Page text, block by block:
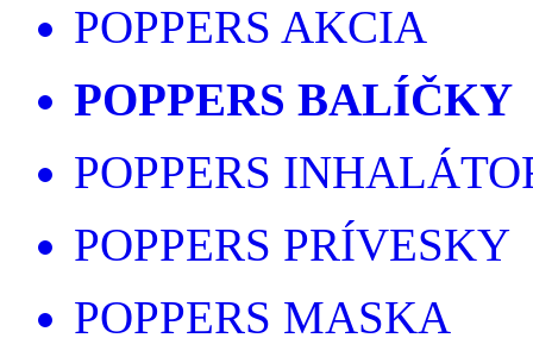
POPPERS AKCIA
POPPERS BALÍČKY
POPPERS
POPPERS PRÍVESKY
POPPERS MASKA